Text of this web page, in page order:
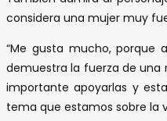
considera una mujer muy
“Me gusta mucho, porque
demuestra la fuerza de una
importante apoyarlas y
tema que estamos sobre la